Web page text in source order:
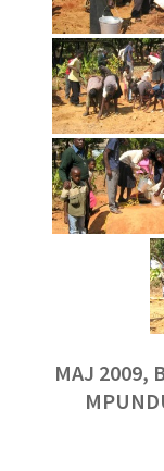
MAJ 2009,